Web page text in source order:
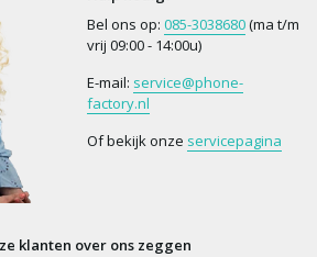
Bel ons op: 085-3038680(ma t/m
vrij 09:00 - 14:00u)
E-mail: service@phone-
factory.nl
Of bekijk onze servicepagina
klanten over ons zeggen